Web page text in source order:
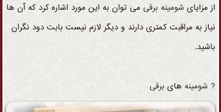
از مزایای شومینه برقی می توان به این مورد اشاره کرد که آن ها
نیاز به مراقبت کمتری دارند و دیگر لازم نیست بابت دود نگران
باشید.
? شومینه های برقی